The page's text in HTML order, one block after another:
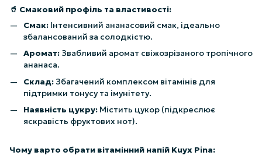
🥤 Смаковий профіль та властивості:
Смак: Інтенсивний ананасовий смак, ідеально
збалансований за солодкістю.
Аромат: Звабливий аромат свіжозрізаного тропічного
ананаса.
Склад: Збагачений комплексом вітамінів для
підтримки тонусу та імунітету.
Наявність цукру: Містить цукор (підкреслює
яскравість фруктових нот).
Чому варто обрати вітамінний напій Kuyx Pina: